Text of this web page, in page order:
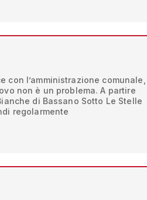
con l’amministrazione comunale,
non è un problema. A partire
di Bassano Sotto Le Stelle
regolarmente